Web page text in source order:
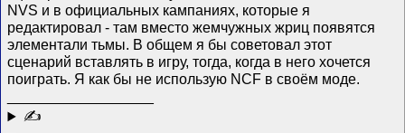
NVS и в официальных кампаниях, которые я
редактировал - там вместо жемчужных жриц появятся
элементали тьмы. В общем я бы советовал этот
сценарий вставлять в игру, тогда, когда в него хочется
поиграть. Я как бы не использую NCF в своём моде.
✍